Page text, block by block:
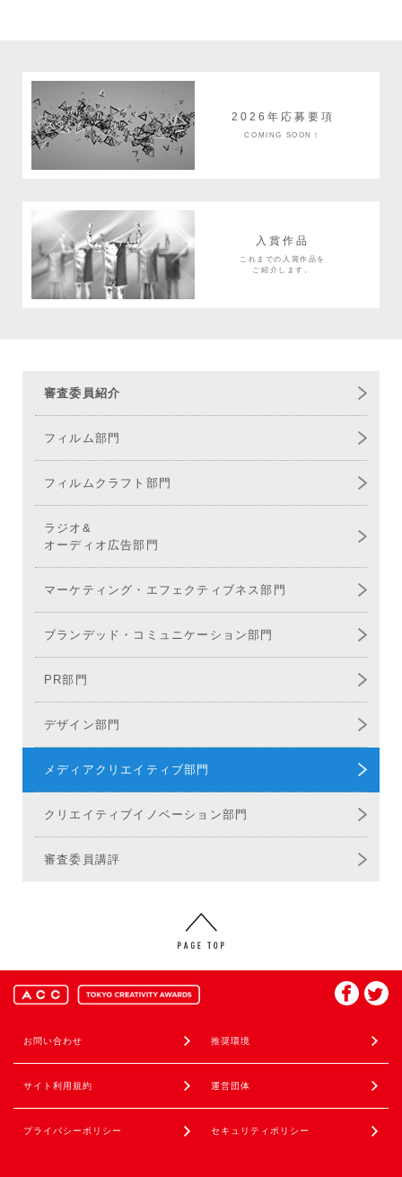
2026年応募要項
COMING SOON！
入賞作品
これまでの入賞作品を
ご紹介します。
審査委員紹介
フィルム部門
フィルムクラフト部門
ラジオ&
オーディオ広告部門
マーケティング・ エフェクティブネス部門
ブランデッド・ コミュニケーション部門
PR部門
デザイン部門
メディア クリエイティブ部門
クリエイティブイノベーション部門
審査委員講評
お問い合わせ 推奨環境
サイト利用規約 運営団体
プライバシーポリシー セキュリティポリシー